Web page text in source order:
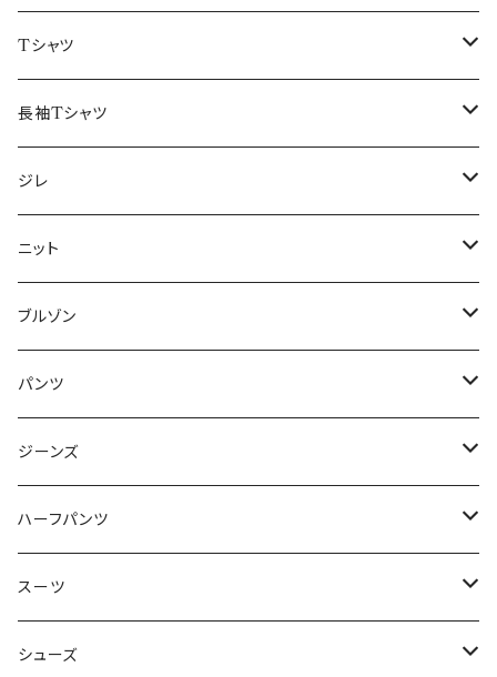
50/XL～
48/L
50/XL～
46/M
48/L
50/XL～
～44/S
46/M
48/L
50/XL～
Tシャツ
～44/S
46/M
48/L
50/XL～
長袖Tシャツ
～44/S
46/M
48/L
50/XL～
ジレ
～44/S
46/M
48/L
50/XL～
ニット
～44/S
46/M
48/L
50/XL～
ブルゾン
～44/S
46/M
48/L
50/XL～
パンツ
～44/S
46/M
48/L
50/XL～
ジーンズ
～44/S
46/M
48/L
ハーフパンツ
～44/S
46/M
スーツ
～44/S
シューズ